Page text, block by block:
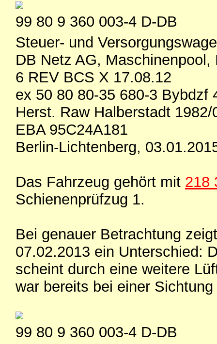
99 80 9 360 003-4 D-DB
Steuer- und
DB Netz AG, Maschinenpool,
6 REV BCS X 17.08.12
ex 50 80 80-35 680-3 Bybdzf
Herst. Raw Halberstadt
EBA 95C24A181
Berlin-Lichtenberg,
Das Fahrzeug gehört mit 218
Schienenprüfzug 1.
Bei genauer Betrachtung
07.02.2013 ein Unterschied:
scheint durch eine weitere
war bereits bei einer
99 80 9 360 003-4 D-DB